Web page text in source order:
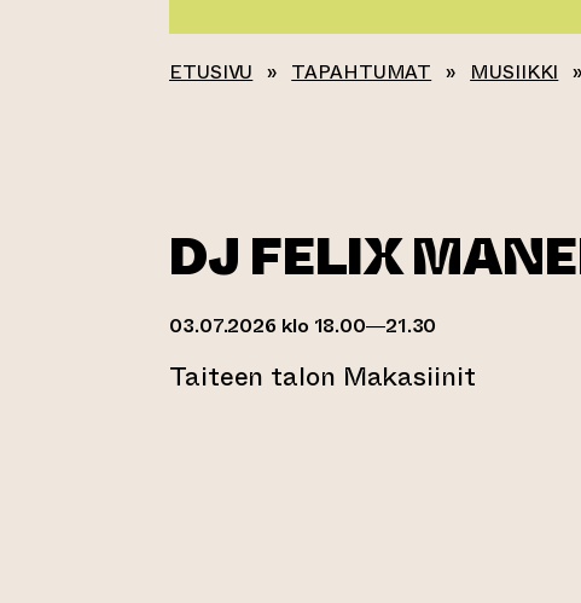
ETUSIVU » TAPAHTUMAT » MUSIIKKI »
DJ FELIX
03.07.2026 klo 18.00—21.30
Taiteen talon Makasiinit